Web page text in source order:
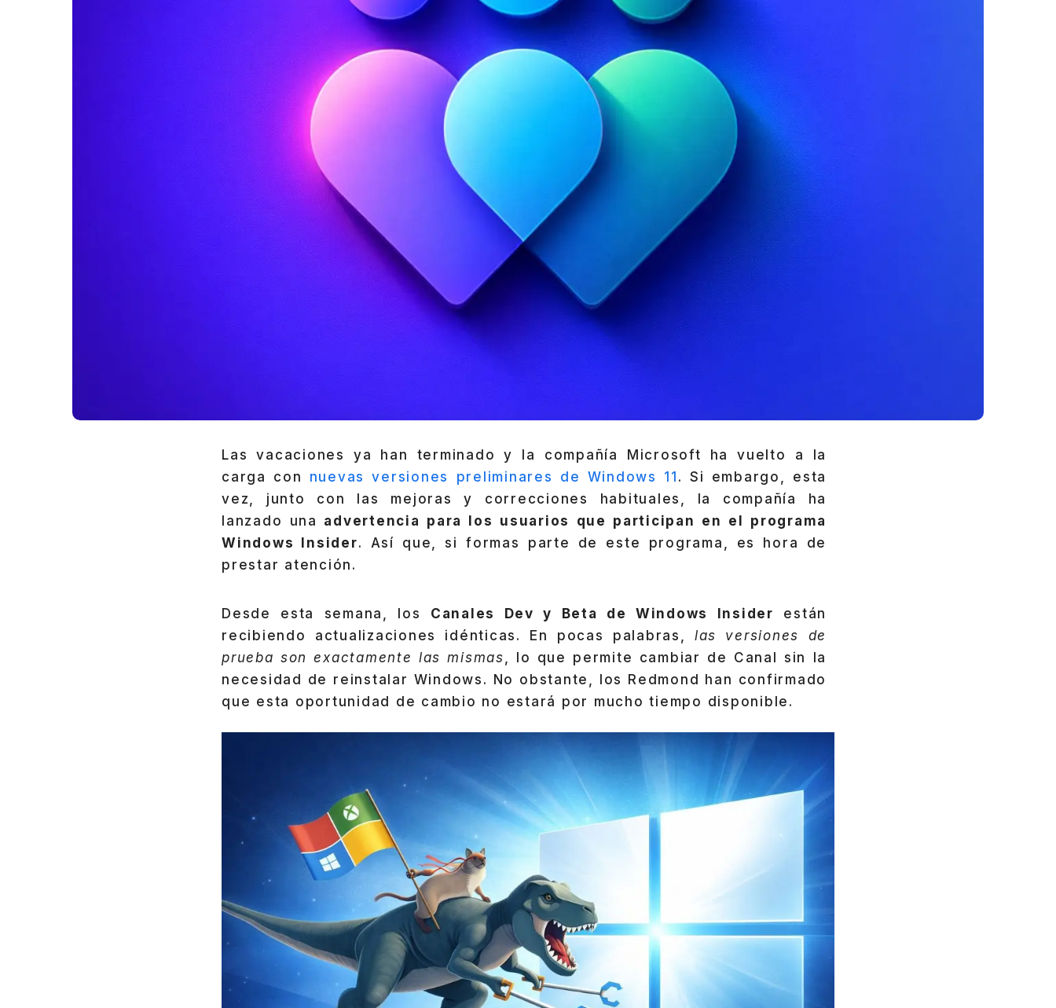
Las vacaciones ya han terminado y la compañía Microsoft ha vuelto a la
carga con nuevas versiones preliminares de Windows 11 . Si embargo, esta
vez, junto con las mejoras y correcciones habituales, la compañía ha
lanzado una advertencia para los usuarios que participan en el programa
Windows Insider. Así que, si formas parte de este programa, es hora de
prestar atención.
Desde esta semana, los Canales Dev y Beta de Windows Insider están
recibiendo actualizaciones idénticas. En pocas palabras, las versiones de
prueba son exactamente las mismas , lo que permite cambiar de Canal sin la
necesidad de reinstalar Windows. No obstante, los Redmond han confirmado
que esta oportunidad de cambio no estará por mucho tiempo disponible.